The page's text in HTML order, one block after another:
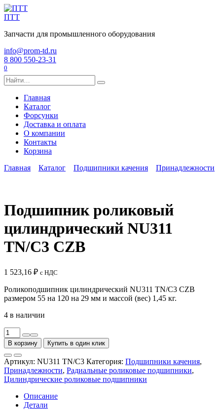
Перейти
к
ПТТ
Запчасти для промышленного оборудования
info@prom-td.ru
8 800 550-23-31
0
Search
for:
Главная
Каталог
Форсунки
Доставка и оплата
О компании
Контакты
Корзина
Главная
Каталог Подшипники качения Принадлежности
Подшипник роликовый
цилиндрический NU311
TN/C3 CZB
1 523,16 ₽ с НДС
Роликоподшипник цилиндрический NU311 TN/C3 CZB
размером 55 на 120 на 29 мм и массой (вес) 1,45 кг.
4 в наличии
Количество
товара
Подшипник
роликовый
цилиндрический
NU311
TN/C3
CZB
В корзину Купить в один клик
Артикул: NU311 TN/C3 Категория: Подшипники качения,
Принадлежности, Радиальные роликовые подшипники,
Цилиндрические роликовые подшипники
Описание
Детали